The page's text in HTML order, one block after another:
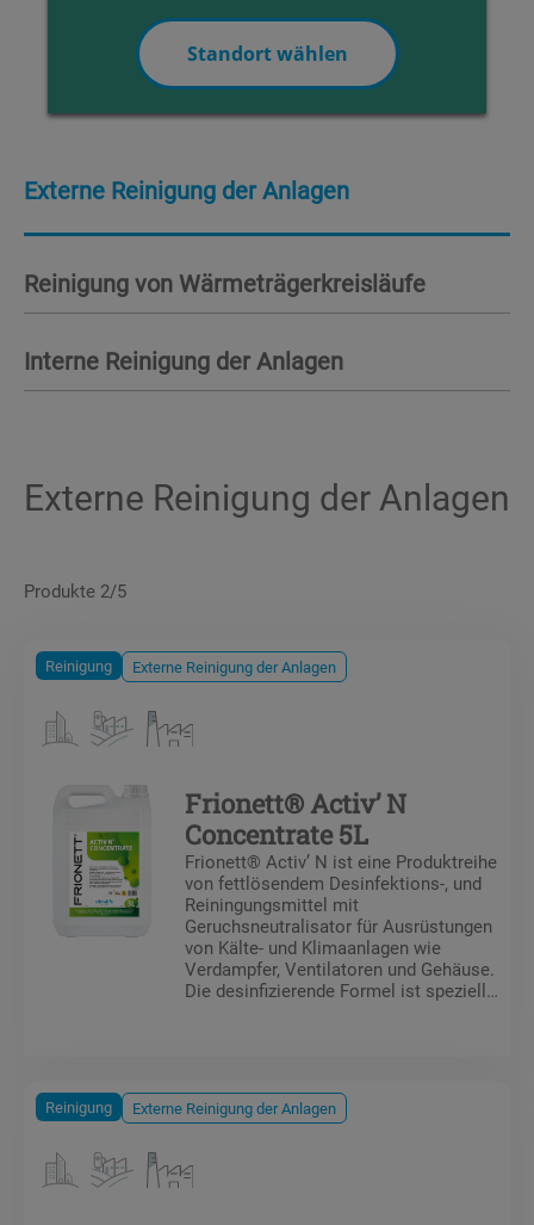
Standort wählen
Externe Reinigung der Anlagen
Reinigung von Wärmeträgerkreisläufe
Interne Reinigung der Anlagen
Externe Reinigung der Anlagen
Produkte 2/5
Reinigung Externe Reinigung der Anlagen
Frionett® Activ’ N
Concentrate 5L
Frionett® Activ’ N ist eine Produktreihe
von fettlösendem Desinfektions-, und
Reiningungsmittel mit
Geruchsneutralisator für Ausrüstungen
von Kälte- und Klimaanlagen wie
Verdampfer, Ventilatoren und Gehäuse.
Die desinfizierende Formel ist speziell
von Kälte- und Klimaanlagen
(insbesondere für Verdampfer und
verwendet. Es reinigt, entfettet und
beseitigt Bakterien, Hefen, Viren,
Reinigung Externe Reinigung der Anlagen